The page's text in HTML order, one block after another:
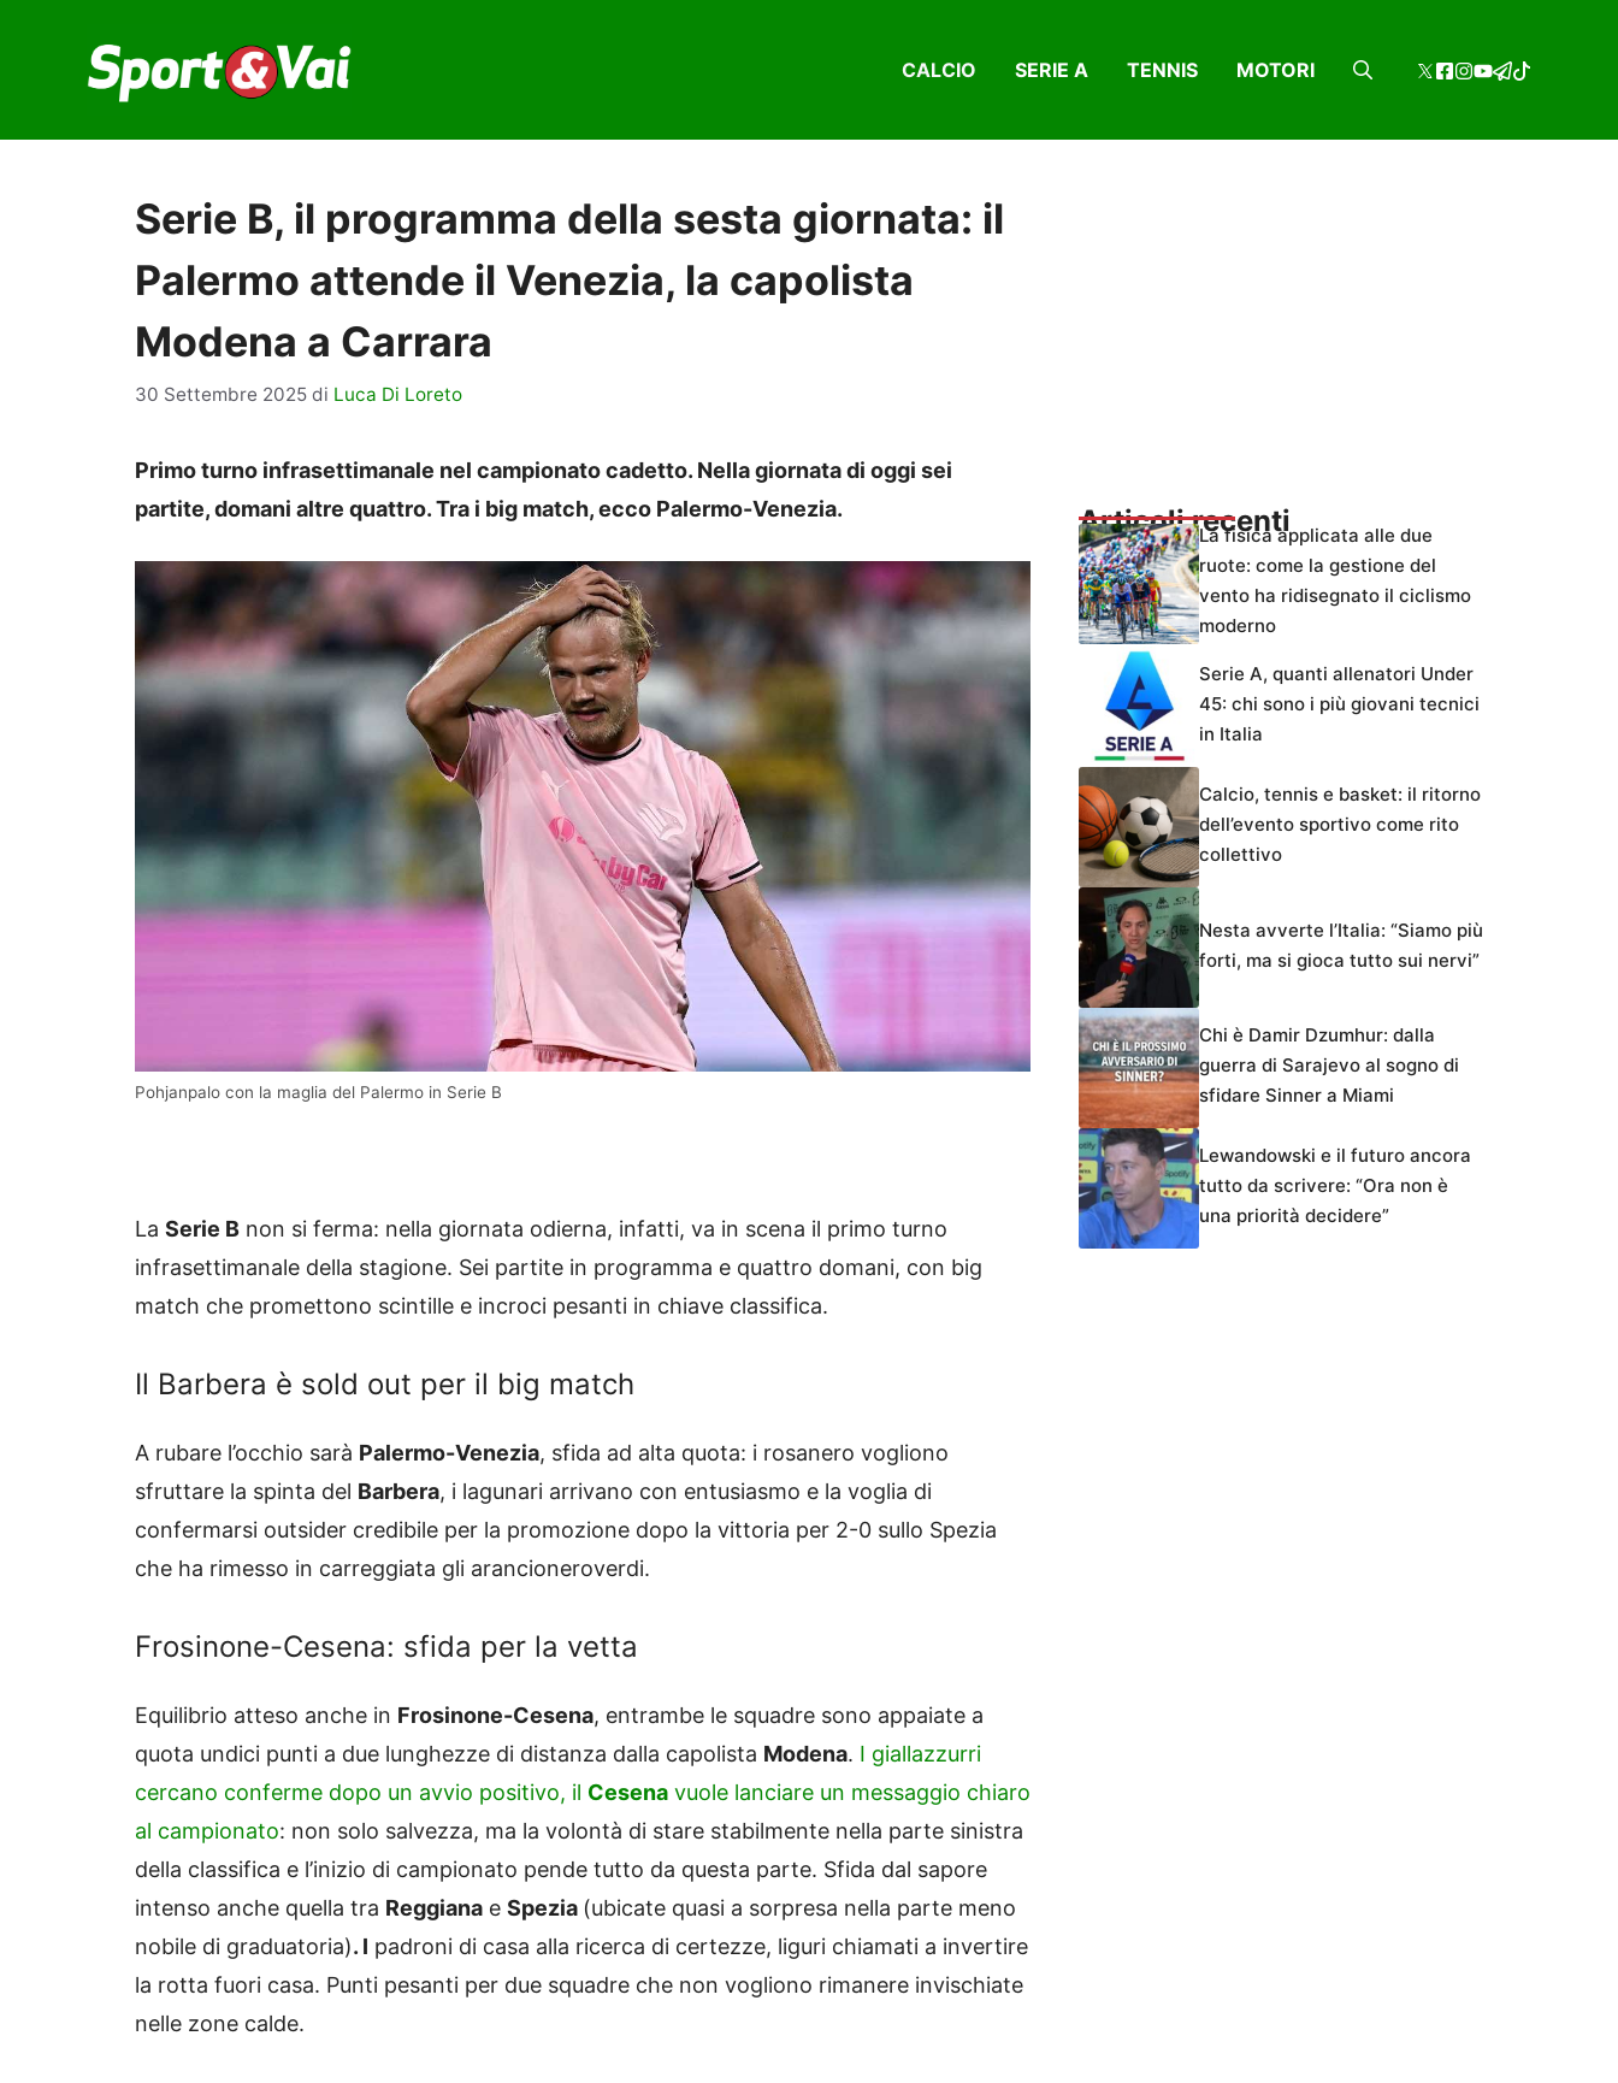
contenuto
CALCIO SERIE A TENNIS MOTORI
Serie B, il programma della sesta giornata: il
Palermo attende il Venezia, la capolista
Modena a Carrara
30 Settembre 2025 di Luca Di Loreto
Primo turno infrasettimanale nel campionato cadetto. Nella giornata di oggi sei
partite, domani altre quattro. Tra i big match, ecco Palermo-Venezia.
Pohjanpalo con la maglia del Palermo in Serie B
La Serie B non si ferma: nella giornata odierna, infatti, va in scena il primo turno
infrasettimanale della stagione. Sei partite in programma e quattro domani, con big
match che promettono scintille e incroci pesanti in chiave classifica.
Il Barbera è sold out per il big match
A rubare l’occhio sarà Palermo-Venezia, sfida ad alta quota: i rosanero vogliono
sfruttare la spinta del Barbera, i lagunari arrivano con entusiasmo e la voglia di
confermarsi outsider credibile per la promozione dopo la vittoria per 2-0 sullo Spezia
che ha rimesso in carreggiata gli arancioneroverdi.
Frosinone-Cesena: sfida per la vetta
Equilibrio atteso anche in Frosinone-Cesena, entrambe le squadre sono appaiate a
quota undici punti a due lunghezze di distanza dalla capolista Modena. I giallazzurri
cercano conferme dopo un avvio positivo, il Cesena vuole lanciare un messaggio chiaro
al campionato: non solo salvezza, ma la volontà di stare stabilmente nella parte sinistra
della classifica e l’inizio di campionato pende tutto da questa parte. Sfida dal sapore
intenso anche quella tra Reggiana e Spezia (ubicate quasi a sorpresa nella parte meno
nobile di graduatoria). I padroni di casa alla ricerca di certezze, liguri chiamati a invertire
la rotta fuori casa. Punti pesanti per due squadre che non vogliono rimanere invischiate
nelle zone calde.
Articoli recentiLa fisica applicata alle due
ruote: come la gestione del
vento ha ridisegnato il ciclismo
moderno
Serie A, quanti allenatori Under
45: chi sono i più giovani tecnici
in Italia
Calcio, tennis e basket: il ritorno
dell’evento sportivo come rito
collettivo
Nesta avverte l’Italia: “Siamo più
forti, ma si gioca tutto sui nervi”
Chi è Damir Dzumhur: dalla
guerra di Sarajevo al sogno di
sfidare Sinner a Miami
Lewandowski e il futuro ancora
tutto da scrivere: “Ora non è
una priorità decidere”